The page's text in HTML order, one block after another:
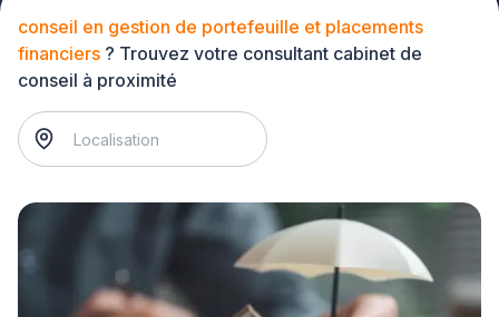
conseil en gestion de portefeuille et placements
financiers ? Trouvez votre consultant cabinet de
conseil à proximité